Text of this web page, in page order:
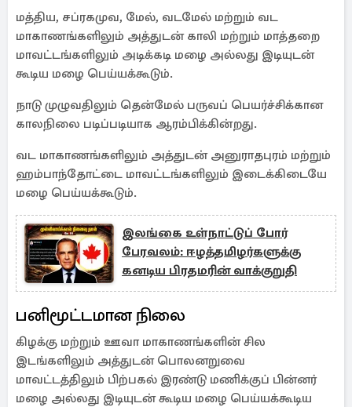
மத்திய, சப்ரகமுவ, மேல், வடமேல் மற்றும் வட
மாகாணங்களிலும் அத்துடன் காலி மற்றும் மாத்தறை
மாவட்டங்களிலும் அடிக்கடி மழை அல்லது இடியுடன்
கூடிய மழை பெய்யக்கூடும்.
நாடு முழுவதிலும் தென்மேல் பருவப் பெயர்ச்சிக்கான
காலநிலை படிப்படியாக ஆரம்பிக்கின்றது.
வட மாகாணங்களிலும் அத்துடன் அனுராதபுரம் மற்றும்
ஹம்பாந்தோட்டை மாவட்டங்களிலும் இடைக்கிடையே
மழை பெய்யக்கூடும்.
இலங்கை உள்நாட்டுப் போர்
பேரவலம்: ஈழத்தமிழர்களுக்கு
கனடிய பிரதமரின் வாக்குறுதி
பனிமூட்டமான நிலை
கிழக்கு மற்றும் ஊவா மாகாணங்களின் சில
இடங்களிலும் அத்துடன் பொலனறுவை
மாவட்டத்திலும் பிற்பகல் இரண்டு மணிக்குப் பின்னர்
மழை அல்லது இடியுடன் கூடிய மழை பெய்யக்கூடிய